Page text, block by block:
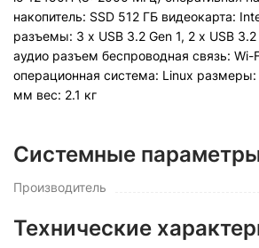
накопитель: SSD 512 ГБ видеокарта:
разъемы: 3 x USB 3.2 Gen 1, 2 x USB 3.2
аудио разъем беспроводная связь: Wi-
операционная система: Linux
мм вес: 2.1 кг
Системные
Производитель
Технические